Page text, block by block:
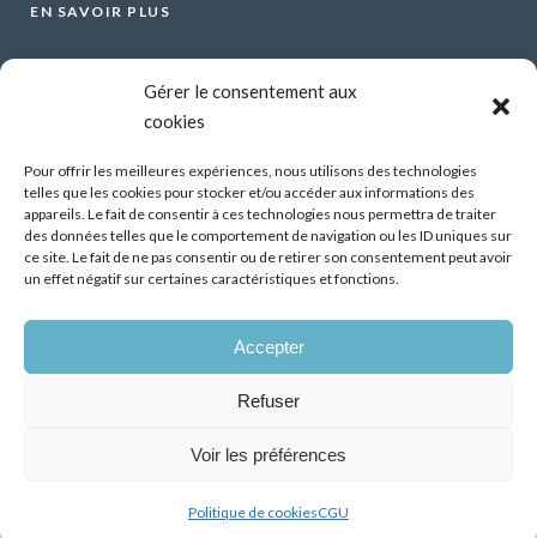
Gérer le consentement aux
cookies
Pour offrir les meilleures expériences, nous utilisons des technologies
telles que les cookies pour stocker et/ou accéder aux informations des
appareils. Le fait de consentir à ces technologies nous permettra de traiter
des données telles que le comportement de navigation ou les ID uniques sur
ce site. Le fait de ne pas consentir ou de retirer son consentement peut avoir
un effet négatif sur certaines caractéristiques et fonctions.
Accepter
Refuser
Voir les préférences
Politique de cookiesCGU
EN SAVOIR PLUS
Organiser un webinar
Mentions légales
CGU
Santé mentale et travail : Comment parler de ses
difficultés psychiques ?
Démonstrateur d’éclairage intelligent dans les
07 Juil 2026
TOUS DROITS RÉSERVÉS - ACT&MATCH © 2026